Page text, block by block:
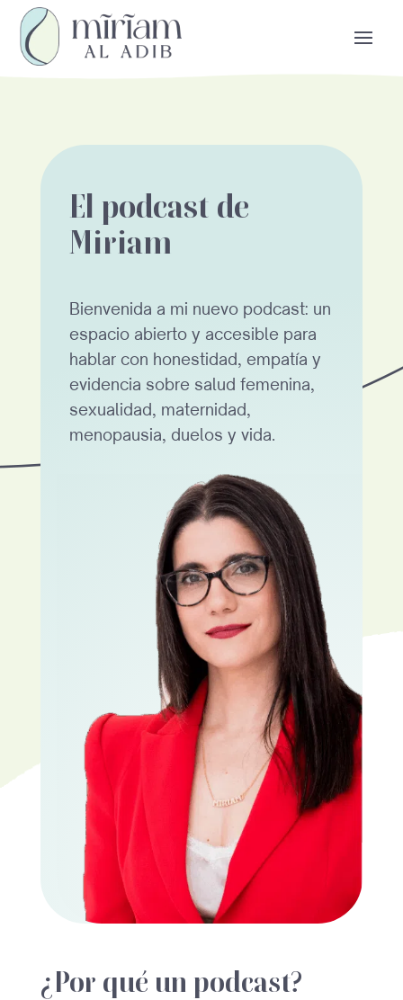
El podcast de
Miriam
Bienvenida a mi nuevo podcast: un
espacio abierto y accesible para
hablar con honestidad, empatía y
evidencia sobre salud femenina,
sexualidad, maternidad,
menopausia, duelos y vida.
¿Por qué un podcast?